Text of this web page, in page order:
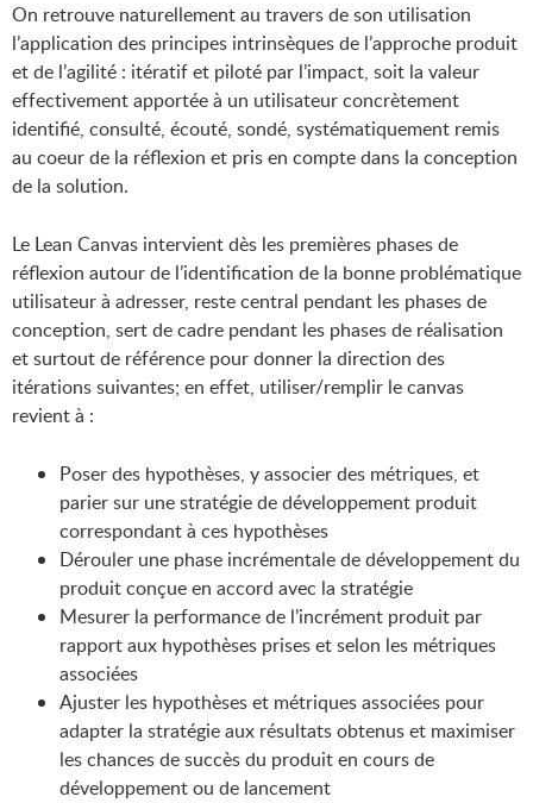
On retrouve naturellement au travers de son utilisation
l’application des principes intrinsèques de l’approche produit
et de l’agilité : itératif et piloté par l’impact, soit la valeur
effectivement apportée à un utilisateur concrètement
identifié, consulté, écouté, sondé, systématiquement remis
au coeur de la réflexion et pris en compte dans la conception
de la solution.
Le Lean Canvas intervient dès les premières phases de
réflexion autour de l’identification de la bonne problématique
utilisateur à adresser, reste central pendant les phases de
conception, sert de cadre pendant les phases de réalisation
et surtout de référence pour donner la direction des
itérations suivantes; en effet, utiliser/remplir le canvas
revient à :
Poser des hypothèses, y associer des métriques, et
parier sur une stratégie de développement produit
correspondant à ces hypothèses
Dérouler une phase incrémentale de développement du
produit conçue en accord avec la stratégie
Mesurer la performance de l’incrément produit par
rapport aux hypothèses prises et selon les métriques
associées
Ajuster les hypothèses et métriques associées pour
adapter la stratégie aux résultats obtenus et maximiser
les chances de succès du produit en cours de
développement ou de lancement